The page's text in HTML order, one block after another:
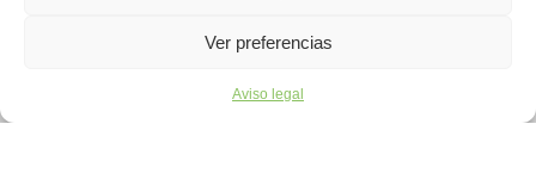
Ver preferencias
Aviso legal